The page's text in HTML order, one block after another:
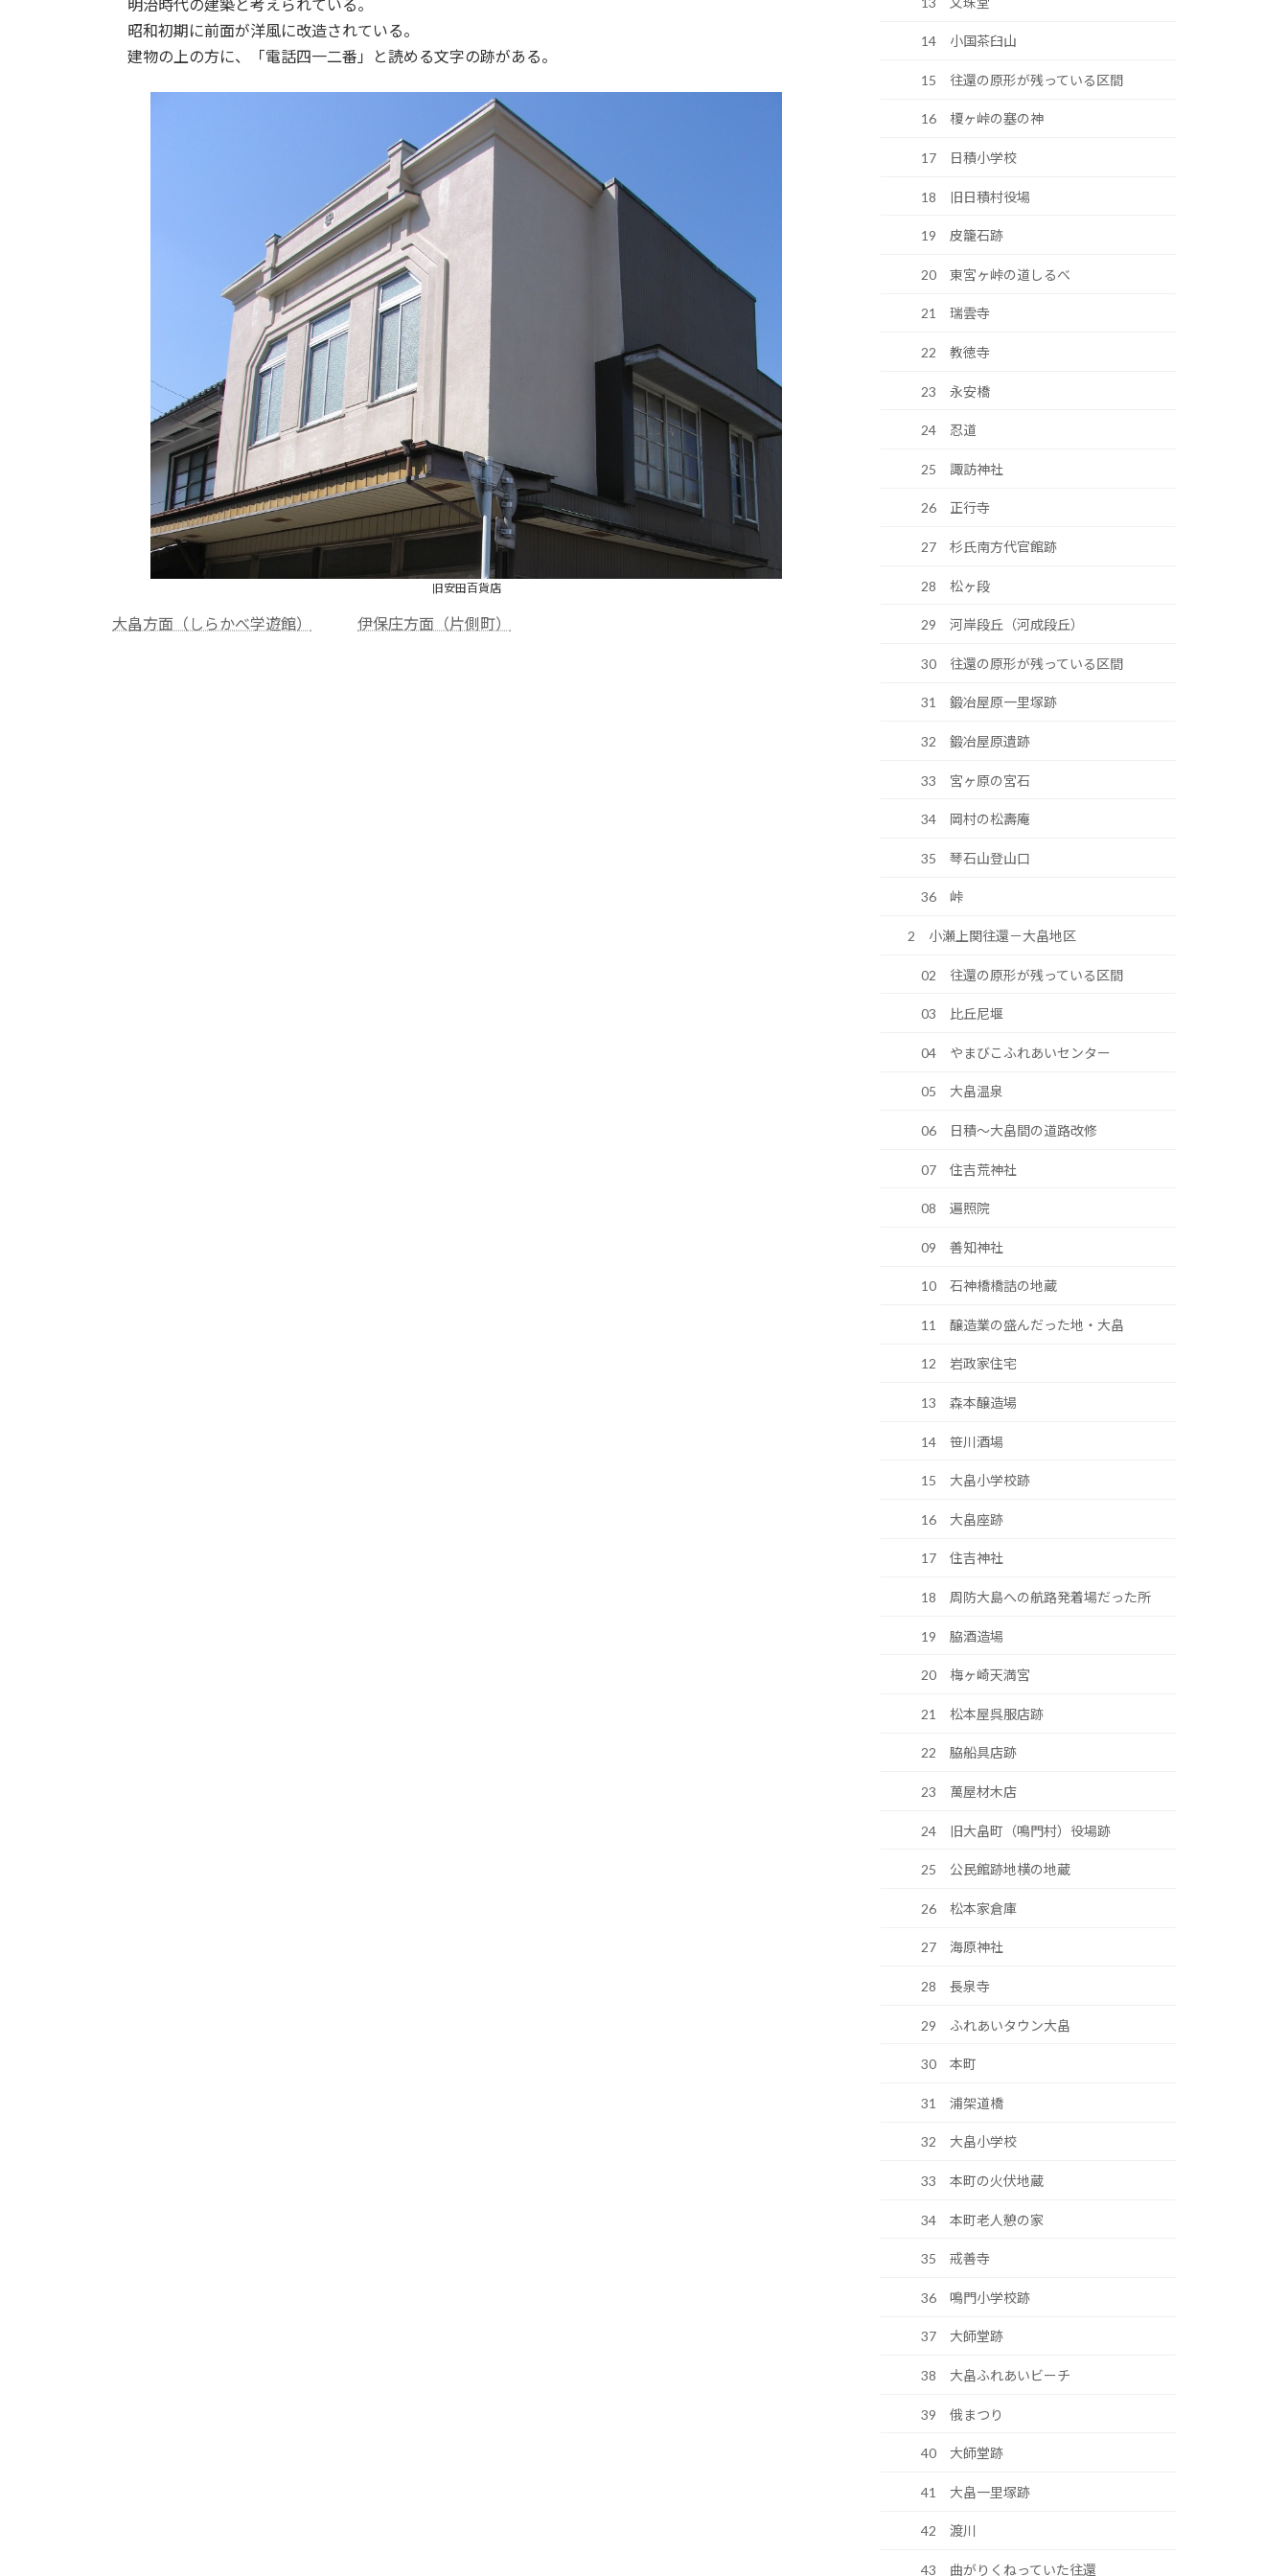
明治時代の建築と考えられている。
昭和初期に前面が洋風に改造されている。
建物の上の方に、「電話四一二番」と読める文字の跡がある。
旧安田百貨店
大畠方面（しらかべ学遊館） 伊保庄方面（片側町）
14 小国茶臼山
15 往還の原形が残っている区間
16 榎ヶ峠の塞の神
17 日積小学校
18 旧日積村役場
19 皮籠石跡
20 東宮ヶ峠の道しるべ
21 瑞雲寺
22 教徳寺
23 永安橋
24 忍道
25 諏訪神社
26 正行寺
27 杉氏南方代官館跡
28 松ヶ段
29 河岸段丘（河成段丘）
30 往還の原形が残っている区間
31 鍛冶屋原一里塚跡
32 鍛冶屋原遺跡
33 宮ヶ原の宮石
34 岡村の松壽庵
35 琴石山登山口
36 峠
2 小瀬上関往還－大畠地区
02 往還の原形が残っている区間
03 比丘尼堰
04 やまびこふれあいセンター
05 大畠温泉
06 日積～大畠間の道路改修
07 住吉荒神社
08 遍照院
09 善知神社
10 石神橋橋詰の地蔵
11 醸造業の盛んだった地・大畠
12 岩政家住宅
13 森本醸造場
14 笹川酒場
15 大畠小学校跡
16 大畠座跡
17 住吉神社
18 周防大島への航路発着場だった所
19 脇酒造場
20 梅ヶ崎天満宮
21 松本屋呉服店跡
22 脇船具店跡
23 萬屋材木店
24 旧大畠町（鳴門村）役場跡
25 公民館跡地横の地蔵
26 松本家倉庫
27 海原神社
28 長泉寺
29 ふれあいタウン大畠
30 本町
31 浦架道橋
32 大畠小学校
33 本町の火伏地蔵
34 本町老人憩の家
35 戒善寺
36 鳴門小学校跡
37 大師堂跡
38 大畠ふれあいビーチ
39 俄まつり
40 大師堂跡
41 大畠一里塚跡
42 渡川
43 曲がりくねっていた往還